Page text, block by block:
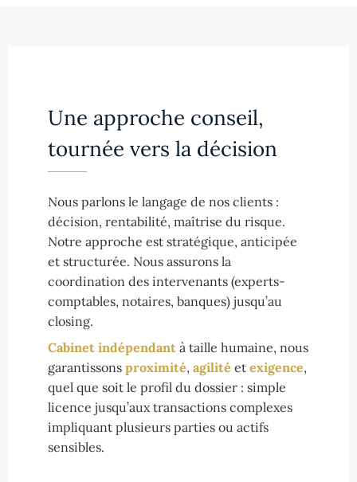
Une approche conseil,
tournée vers la décision
Nous parlons le langage de nos clients :
décision, rentabilité, maîtrise du risque.
Notre approche est stratégique, anticipée
et structurée. Nous assurons la
coordination des intervenants (experts-
comptables, notaires, banques) jusqu’au
closing.
Cabinet indépendant à taille humaine, nous
garantissons proximité, agilité et exigence,
quel que soit le profil du dossier : simple
licence jusqu’aux transactions complexes
impliquant plusieurs parties ou actifs
sensibles.